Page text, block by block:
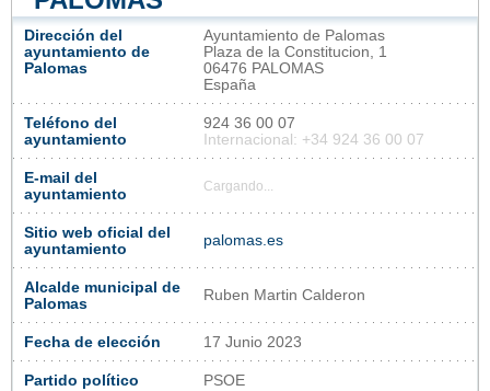
Dirección del
ayuntamiento de
Palomas
Ayuntamiento de Palomas
Plaza de la Constitucion, 1
06476 PALOMAS
España
Teléfono del
ayuntamiento
924 36 00 07
Internacional: +34 924 36 00 07
E-mail del
ayuntamiento
Cargando...
Sitio web oficial del
ayuntamiento
palomas.es
Alcalde municipal de
Palomas
Ruben Martin Calderon
Fecha de elección 17 Junio 2023
Partido político PSOE